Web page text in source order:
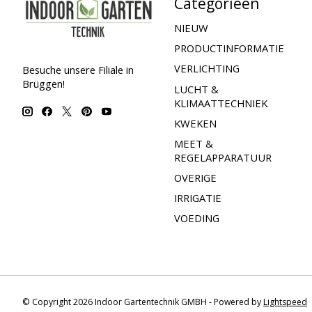
Besuche unsere Filiale in
Brüggen!
NIEUW
PRODUCTINFORMATIE
VERLICHTING
LUCHT &
KLIMAATTECHNIEK
KWEKEN
MEET &
REGELAPPARATUUR
OVERIGE
IRRIGATIE
VOEDING
© Copyright 2026 Indoor Gartentechnik GMBH - Powered byLightspeed